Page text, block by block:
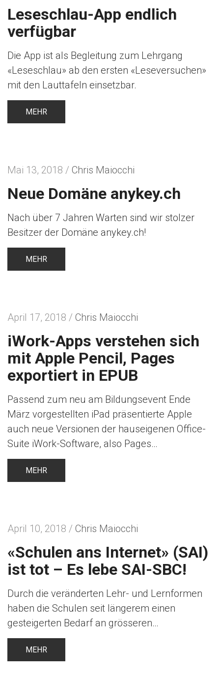
Leseschlau-App endlich
verfügbar
Die App ist als Begleitung zum Lehrgang
«Leseschlau» ab den ersten «Leseversuchen»
mit den Lauttafeln einsetzbar.
MEHR
Mai 13, 2018 / Chris Maiocchi
Neue Domäne anykey.ch
Nach über 7 Jahren Warten sind wir stolzer
Besitzer der Domäne anykey.ch!
MEHR
April 17, 2018 / Chris Maiocchi
iWork-Apps verstehen sich
mit Apple Pencil, Pages
exportiert in EPUB
Passend zum neu am Bildungsevent Ende
März vorgestellten iPad präsentierte Apple
auch neue Versionen der hauseigenen Office-
Suite iWork-Software, also Pages…
MEHR
April 10, 2018 / Chris Maiocchi
«Schulen ans Internet» (SAI)
ist tot – Es lebe SAI-SBC!
Durch die veränderten Lehr- und Lernformen
haben die Schulen seit längerem einen
gesteigerten Bedarf an grösseren…
MEHR